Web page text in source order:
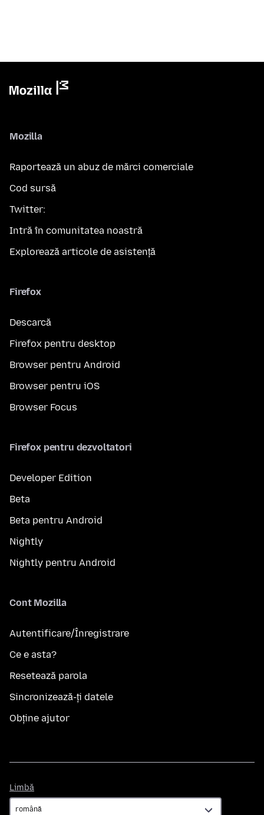
Mozilla
Raportează un abuz de mărci comerciale
Cod sursă
Twitter:
Intră în comunitatea noastră
Explorează articole de asistență
Firefox
Descarcă
Firefox pentru desktop
Browser pentru Android
Browser pentru iOS
Browser Focus
Firefox pentru dezvoltatori
Developer Edition
Beta
Beta pentru Android
Nightly
Nightly pentru Android
Cont Mozilla
Autentificare/Înregistrare
Ce e asta?
Resetează parola
Sincronizează-ți datele
Obține ajutor
Limbă